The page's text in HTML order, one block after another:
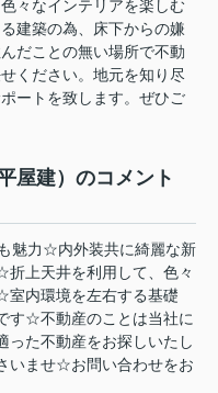
々なインテリアを楽しむ
建築の為、床下からの嫌
だことの無い場所で不動
ください。地元を知り尽
ートを致します。ぜひご
屋建）のコメント
魅力☆内外装共に綺麗な新
上天井を利用して、色々
室内環境を左右する基礎
す☆不動産のことは当社に
た不動産をお探しいたし
いませ☆お問い合わせをお